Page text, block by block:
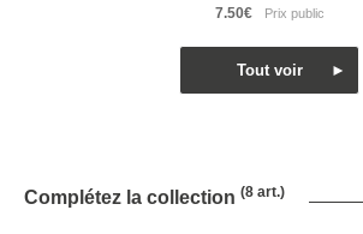
7.50€
Complétez la collection (8 art.)